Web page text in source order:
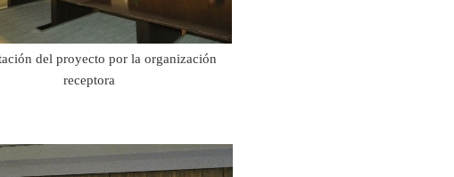
del proyecto por la organización
receptora